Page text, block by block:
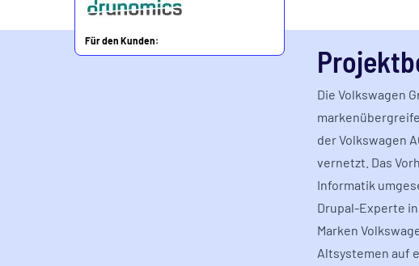
Für den Kunden:
Porsche Informatik Gesellschaft m.b.H
Die Volkswagen
der Volkswagen
vernetzt. Das
Informatik
Drupal-Experte
Marken
Altsystemen auf